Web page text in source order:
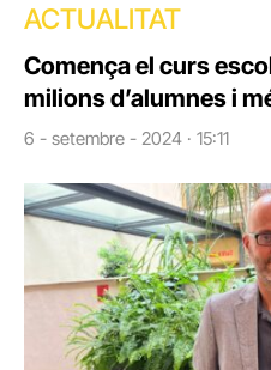
ACTUALITAT
Comença el curs
milions d’alumnes i
6 - setembre - 2024 · 15:11